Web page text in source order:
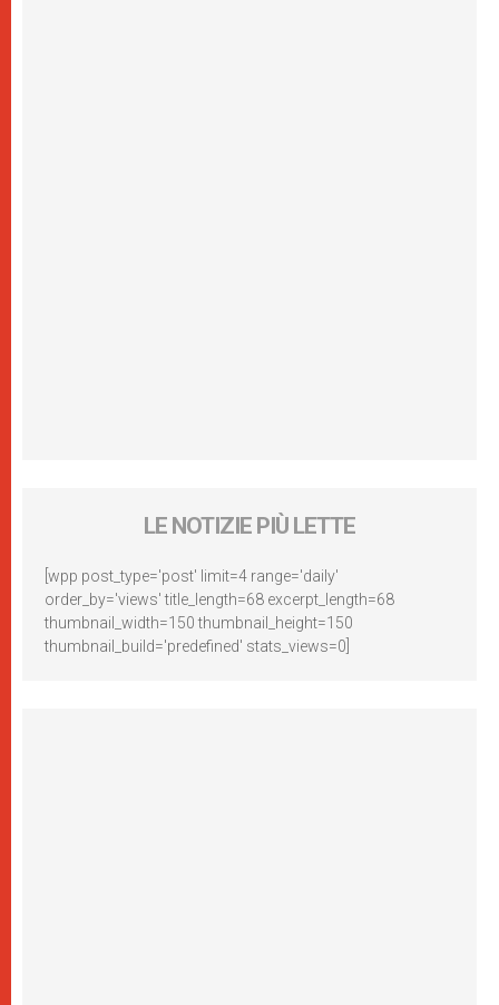
LE NOTIZIE PIÙ LETTE
[wpp post_type='post' limit=4 range='daily'
order_by='views' title_length=68 excerpt_length=68
thumbnail_width=150 thumbnail_height=150
thumbnail_build='predefined' stats_views=0]